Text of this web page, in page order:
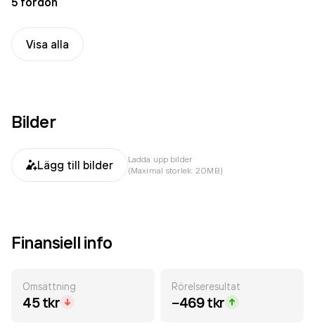
Visa alla
Bilder
Lägg till bilder
Ladda upp bilder
(Maximal storlek: 20MB)
Finansiell info
Omsättning
45 tkr
Rörelseresultat
−469 tkr